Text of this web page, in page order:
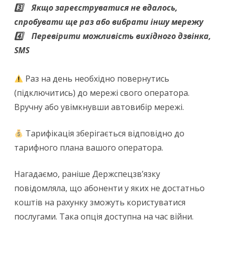
3️Якщо зареєструватися не вдалось,
спробувати ще раз або вибрати іншу мережу
4️Перевірити можливість вихідного дзвінка,
SMS
Раз на день необхідно повернутись
(підключитись) до мережі свого оператора.
Вручну або увімкнувши автовибір мережі.
Тарифікація зберігається відповідно до
тарифного плана вашого оператора.
Нагадаємо, раніше Держспецзв’язку
повідомляла, що абоненти у яких не достатньо
коштів на рахунку зможуть користуватися
послугами. Така опція доступна на час війни.